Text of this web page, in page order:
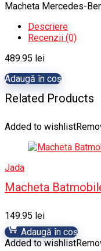
Macheta Mercedes-
Descriere
Recenzii (0)
489.95 lei
Adaugă în coș
Related Products
Added to wishlist
Jada
Macheta
149.95 lei
Adaugă în coș
Added to wishlist